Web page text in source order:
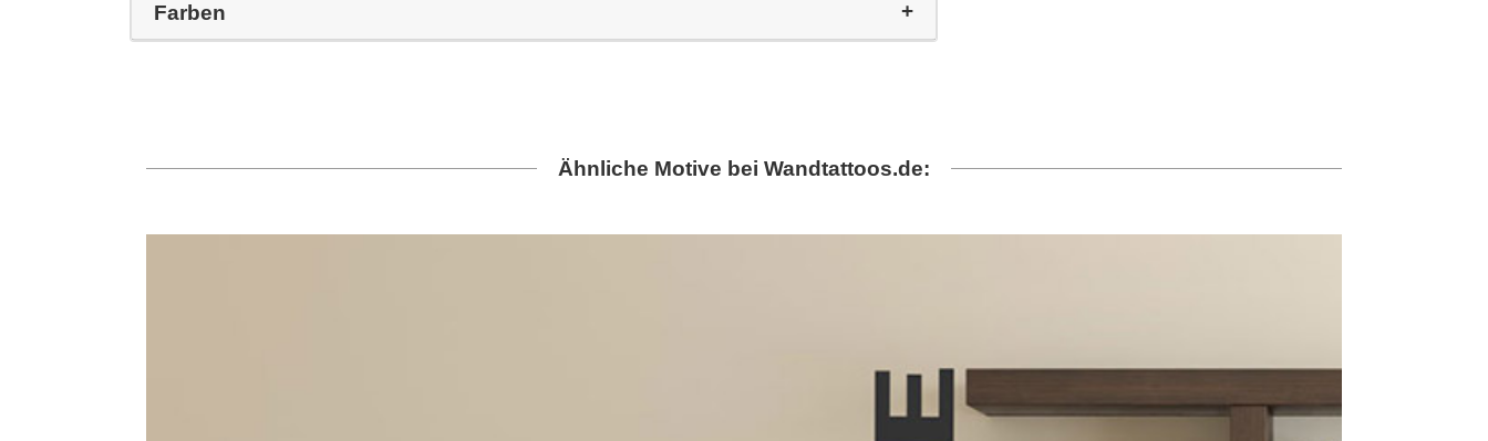
Farben
Ähnliche Motive bei Wandtattoos.de: